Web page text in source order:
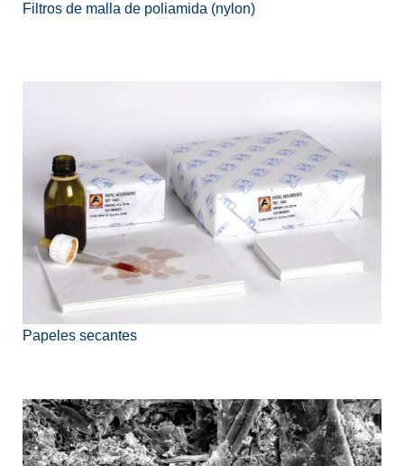
Filtros de malla de poliamida (nylon)
Papeles secantes